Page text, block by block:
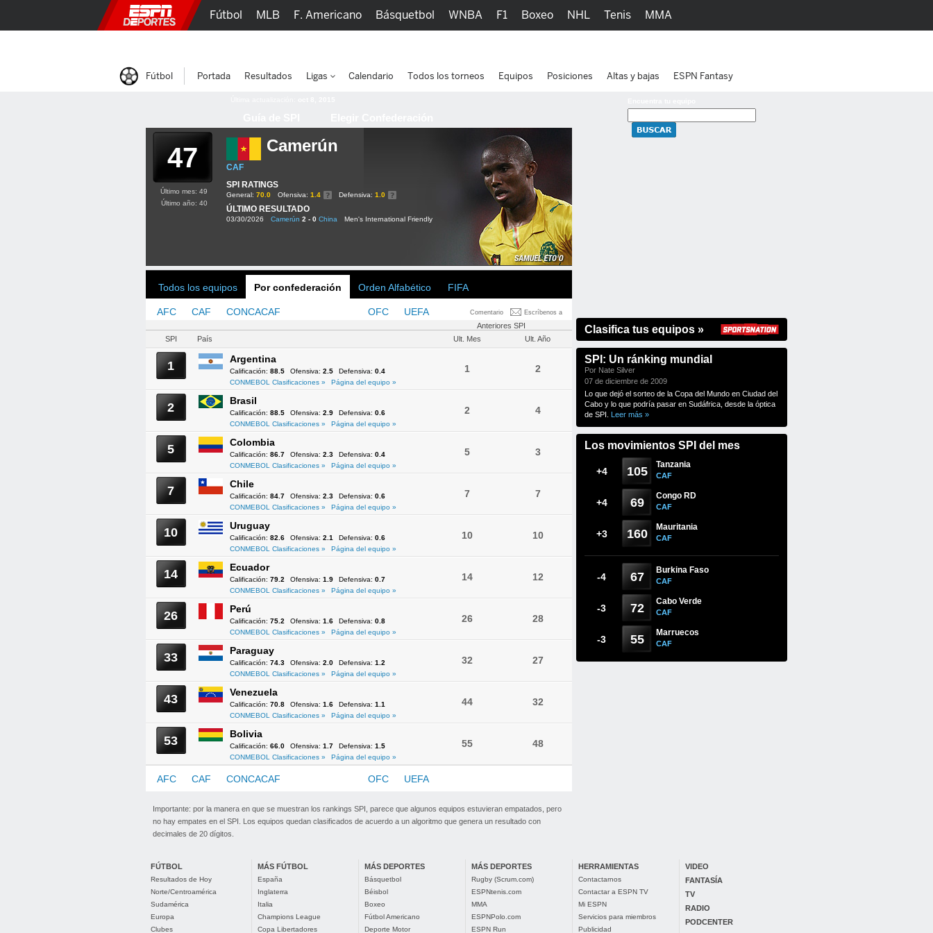
47 Camerún
CAF
SPI RATINGS
General: 70.0 Ofensiva: 1.4 Defensiva: 1.0
ÚLTIMO RESULTADO
03/30/2026 Camerún 2 - 0 China Men's International Friendly
Último mes: 49
Último año: 40
Todos los equipos Por confederación Orden Alfabético FIFA
Comentario Escríbenos a
AFC CAF CONCACAF OFC UEFA
Anteriores SPI
SPI
País Ult. Mes Ult. Año
1 Argentina
Calificación: 88.5 Ofensiva: 2.5 Defensiva: 0.4
CONMEBOL Clasificaciones »
Página del equipo »
1 2
2 Brasil
Calificación: 88.5 Ofensiva: 2.9 Defensiva: 0.6
CONMEBOL Clasificaciones »
Página del equipo »
2 4
5 Colombia
Calificación: 86.7 Ofensiva: 2.3 Defensiva: 0.4
CONMEBOL Clasificaciones »
Página del equipo »
5 3
7 Chile
Calificación: 84.7 Ofensiva: 2.3 Defensiva: 0.6
CONMEBOL Clasificaciones »
Página del equipo »
7 7
10 Uruguay
Calificación: 82.6 Ofensiva: 2.1 Defensiva: 0.6
CONMEBOL Clasificaciones »
Página del equipo »
10 10
14 Ecuador
Calificación: 79.2 Ofensiva: 1.9 Defensiva: 0.7
CONMEBOL Clasificaciones »
Página del equipo »
14 12
26 Perú
Calificación: 75.2 Ofensiva: 1.6 Defensiva: 0.8
CONMEBOL Clasificaciones »
Página del equipo »
26 28
33 Paraguay
Calificación: 74.3 Ofensiva: 2.0 Defensiva: 1.2
CONMEBOL Clasificaciones »
Página del equipo »
32 27
43 Venezuela
Calificación: 70.8 Ofensiva: 1.6 Defensiva: 1.1
CONMEBOL Clasificaciones »
Página del equipo »
44 32
53 Bolivia
Calificación: 66.0 Ofensiva: 1.7 Defensiva: 1.5
CONMEBOL Clasificaciones »
Página del equipo »
55 48
AFC CAF CONCACAF OFC UEFA
Importante: por la manera en que se muestran los rankings SPI, parece que algunos equipos estuvieran empatados, pero
no hay empates en el SPI. Los equipos quedan clasificados de acuerdo a un algoritmo que genera un resultado con
decimales de 20 dígitos.
Clasifica tus equipos »
SPI: Un ránking mundial
Por Nate Silver
07 de diciembre de 2009
Lo que dejó el sorteo de la Copa del Mundo en Ciudad del
Cabo y lo que podría pasar en Sudáfrica, desde la óptica
de SPI. Leer más »
Los movimientos SPI del mes
+4 105 Tanzania
CAF
+4 69 Congo RD
CAF
+3 160 Mauritania
CAF
-4 67 Burkina Faso
CAF
-3 72 Cabo Verde
CAF
-3 55 Marruecos
CAF
FÚTBOL
Resultados de Hoy
Norte/Centroamérica
Sudamérica
Europa
Clubes
MÁS FÚTBOL
España
Inglaterra
Italia
Champions League
Copa Libertadores
MÁS DEPORTES
Básquetbol
Béisbol
Boxeo
Fútbol Americano
Deporte Motor
MÁS DEPORTES
Rugby (Scrum.com)
ESPNtenis.com
MMA
ESPNPolo.com
ESPN Run
HERRAMIENTAS
Contactarnos
Contactar a ESPN TV
Mi ESPN
Servicios para miembros
Publicidad
VIDEO
FANTASÍA
TV
RADIO
PODCENTER
Fútbol MLB F. Americano Básquetbol WNBA F1 Boxeo NHL Tenis MMA
Fútbol Portada Resultados Ligas Calendario Todos los torneos Equipos Posiciones Altas y bajas ESPN Fantasy